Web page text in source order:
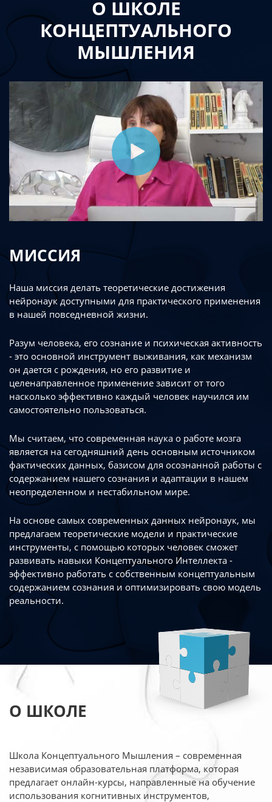
О ШКОЛЕ
КОНЦЕПТУАЛЬНОГО
МЫШЛЕНИЯ
МИССИЯ
Наша миссия делать теоретические достижения
нейронаук доступными для практического применения
в нашей повседневной жизни.
Разум человека, его сознание и психическая активность
- это основной инструмент выживания, как механизм
он дается с рождения, но его развитие и
целенаправленное применение зависит от того
насколько эффективно каждый человек научился им
самостоятельно пользоваться.
Мы считаем, что современная наука о работе мозга
является на сегодняшний день основным источником
фактических данных, базисом для осознанной работы с
содержанием нашего сознания и адаптации в нашем
неопределенном и нестабильном мире.
На основе самых современных данных нейронаук, мы
предлагаем теоретические модели и практические
инструменты, с помощью которых человек сможет
развивать навыки Концептуального Интеллекта -
эффективно работать с собственным концептуальным
содержанием сознания и оптимизировать свою модель
реальности.
О ШКОЛЕ
Школа Концептуального Мышления – современная
независимая образовательная платформа, которая
предлагает онлайн-курсы, направленные на обучение
использования когнитивных инструментов,